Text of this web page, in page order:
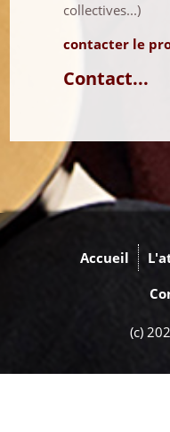
collectives...)
contacter le
Contact...
Accueil
(c)